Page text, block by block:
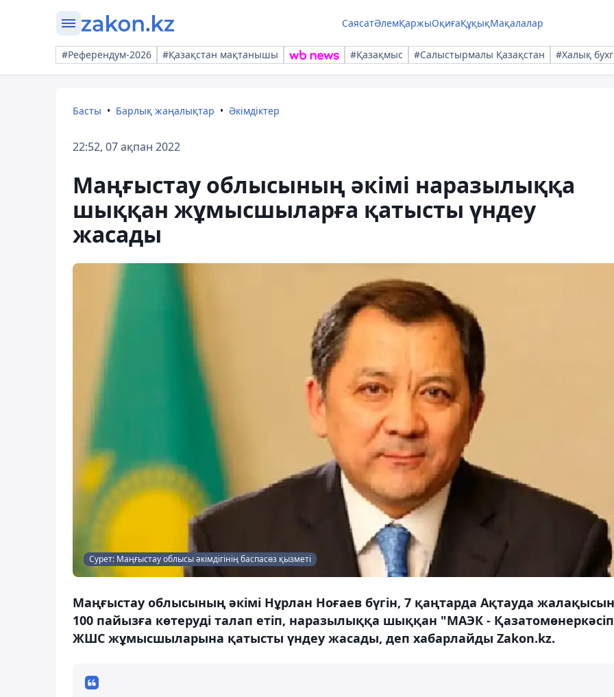
СаясатӘлемҚаржыОқиғаҚұқықМақалалар
#Референдум-2026 #Қазақстан мақтанышы #Қазақмыс #Салыстырмалы Қазақстан #Халық
Басты Барлық жаңалықтар Әкімдіктер
22:52, 07 ақпан 2022
Маңғыстау облысының әкімі наразылыққа
шыққан жұмысшыларға қатысты үндеу
жасады
Сурет: Маңғыстау облысы әкімдігінің баспасөз қызметі
Маңғыстау облысының әкімі Нұрлан Ноғаев бүгін, 7 қаңтарда Ақтауда жалақысын
100 пайызға көтеруді талап етіп, наразылыққа шыққан "МАЭК -
ЖШС жұмысшыларына қатысты үндеу жасады, деп хабарлайды Zakon.kz.